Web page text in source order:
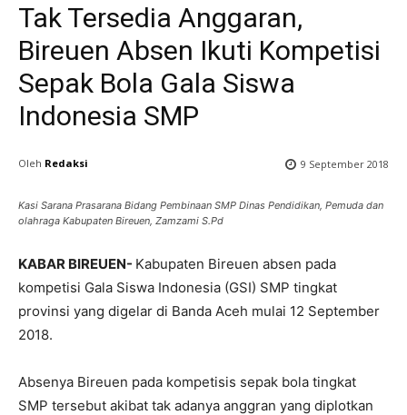
Tak Tersedia Anggaran,
Bireuen Absen Ikuti Kompetisi
Sepak Bola Gala Siswa
Indonesia SMP
Oleh Redaksi 9 September 2018
Kasi Sarana Prasarana Bidang Pembinaan SMP Dinas Pendidikan, Pemuda dan
olahraga Kabupaten Bireuen, Zamzami S.Pd
KABAR BIREUEN- Kabupaten Bireuen absen pada
kompetisi Gala Siswa Indonesia (GSI) SMP tingkat
provinsi yang digelar di Banda Aceh mulai 12 September
2018.
Absenya Bireuen pada kompetisis sepak bola tingkat
SMP tersebut akibat tak adanya anggran yang diplotkan